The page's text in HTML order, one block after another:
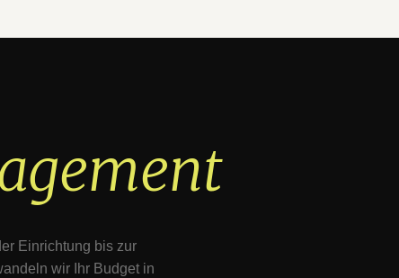
Einrichtung bis zur
wir Ihr Budget in